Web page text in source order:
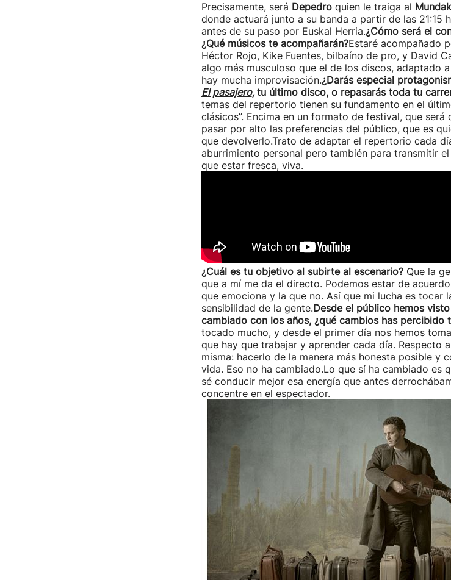
Precisamente, será Depedro quien le traiga al
donde actuará junto a su banda a partir de las 21:15
antes de su paso por Euskal Herria.¿Cómo será el
¿Qué músicos te acompañarán?Estaré acompañado
Héctor Rojo, Kike Fuentes, bilbaíno de pro, y David
algo más musculoso que el de los discos, adaptado
hay mucha improvisación.¿Darás especial
El pasajero,tu último disco, o repasarás toda tu
temas del repertorio tienen su fundamento en el
clásicos”. Encima en un formato de festival, que
pasar por alto las preferencias del público, que es
que devolverlo.Trato de adaptar el repertorio cada
aburrimiento personal pero también para transmitir
que estar fresca, viva.
¿Cuál es tu objetivo al subirte al escenario? Que la
que a mí me da el directo. Podemos estar de
que emociona y la que no. Así que mi lucha es tocar
sensibilidad de la gente.Desde el público hemos
cambiado con los años, ¿qué cambios has percibido
tocado mucho, y desde el primer día nos hemos
que hay que trabajar y aprender cada día. Respecto
misma: hacerlo de la manera más honesta posible y
vida. Eso no ha cambiado.Lo que sí ha cambiado es
sé conducir mejor esa energía que antes
concentre en el espectador.